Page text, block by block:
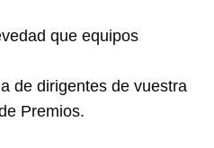
que equipos
de dirigentes de vuestra
Premios.